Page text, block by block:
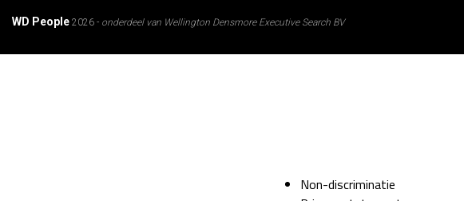
WD People 2026 - onderdeel van Wellington Densmore Executive Search BV
Non-discriminatie